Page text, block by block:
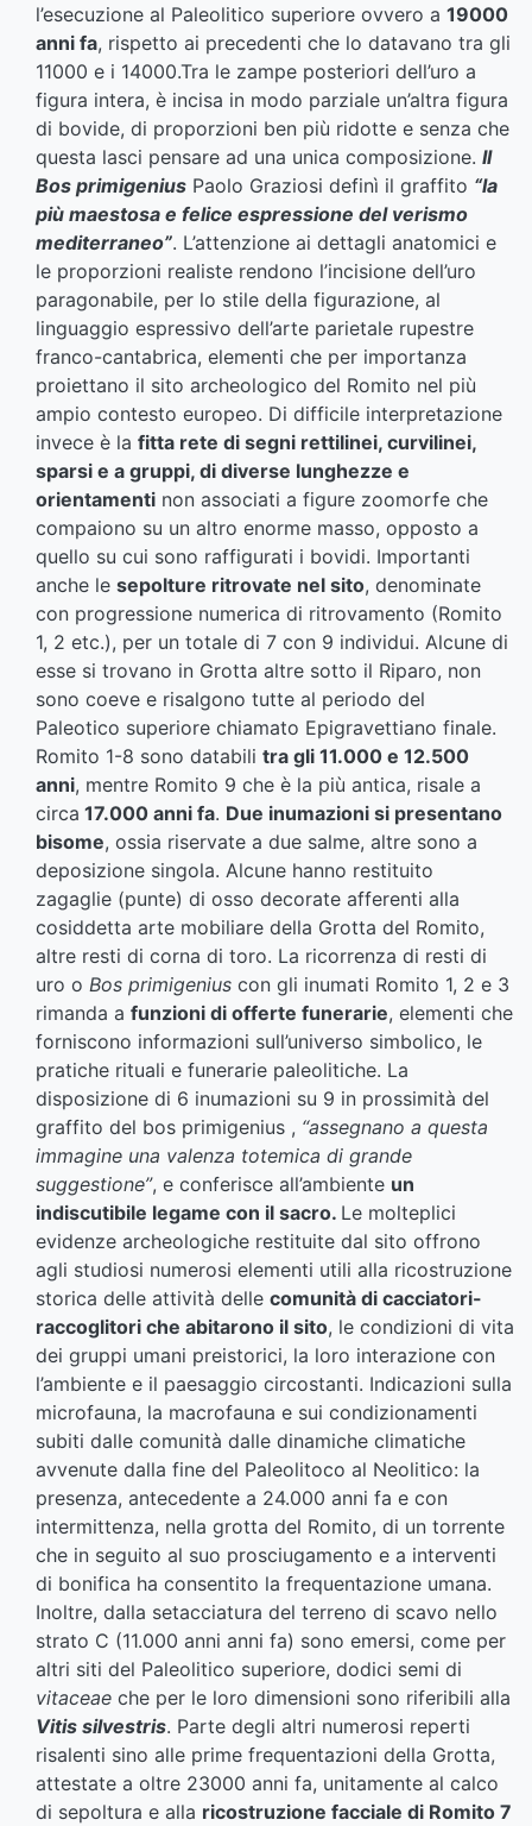
l’esecuzione al Paleolitico superiore ovvero a 19000
anni fa, rispetto ai precedenti che lo datavano tra gli
11000 e i 14000.Tra le zampe posteriori dell’uro a
figura intera, è incisa in modo parziale un’altra figura
di bovide, di proporzioni ben più ridotte e senza che
questa lasci pensare ad una unica composizione. Il
Bos primigenius Paolo Graziosi definì il graffito “la
più maestosa e felice espressione del verismo
mediterraneo”. L’attenzione ai dettagli anatomici e
le proporzioni realiste rendono l’incisione dell’uro
paragonabile, per lo stile della figurazione, al
linguaggio espressivo dell’arte parietale rupestre
franco-cantabrica, elementi che per importanza
proiettano il sito archeologico del Romito nel più
ampio contesto europeo. Di difficile interpretazione
invece è la fitta rete di segni rettilinei, curvilinei,
sparsi e a gruppi, di diverse lunghezze e
orientamenti non associati a figure zoomorfe che
compaiono su un altro enorme masso, opposto a
quello su cui sono raffigurati i bovidi. Importanti
anche le sepolture ritrovate nel sito, denominate
con progressione numerica di ritrovamento (Romito
1, 2 etc.), per un totale di 7 con 9 individui. Alcune di
esse si trovano in Grotta altre sotto il Riparo, non
sono coeve e risalgono tutte al periodo del
Paleotico superiore chiamato Epigravettiano finale.
Romito 1-8 sono databili tra gli 11.000 e 12.500
anni, mentre Romito 9 che è la più antica, risale a
circa 17.000 anni fa. Due inumazioni si presentano
bisome, ossia riservate a due salme, altre sono a
deposizione singola. Alcune hanno restituito
zagaglie (punte) di osso decorate afferenti alla
cosiddetta arte mobiliare della Grotta del Romito,
altre resti di corna di toro. La ricorrenza di resti di
uro o Bos primigenius con gli inumati Romito 1, 2 e 3
rimanda a funzioni di offerte funerarie, elementi che
forniscono informazioni sull’universo simbolico, le
pratiche rituali e funerarie paleolitiche. La
disposizione di 6 inumazioni su 9 in prossimità del
graffito del bos primigenius , “assegnano a questa
immagine una valenza totemica di grande
suggestione”, e conferisce all’ambiente un
indiscutibile legame con il sacro. Le molteplici
evidenze archeologiche restituite dal sito offrono
agli studiosi numerosi elementi utili alla ricostruzione
storica delle attività delle comunità di cacciatori-
raccoglitori che abitarono il sito, le condizioni di vita
dei gruppi umani preistorici, la loro interazione con
l’ambiente e il paesaggio circostanti. Indicazioni sulla
microfauna, la macrofauna e sui condizionamenti
subiti dalle comunità dalle dinamiche climatiche
avvenute dalla fine del Paleolitoco al Neolitico: la
presenza, antecedente a 24.000 anni fa e con
intermittenza, nella grotta del Romito, di un torrente
che in seguito al suo prosciugamento e a interventi
di bonifica ha consentito la frequentazione umana.
Inoltre, dalla setacciatura del terreno di scavo nello
strato C (11.000 anni anni fa) sono emersi, come per
altri siti del Paleolitico superiore, dodici semi di
vitaceae che per le loro dimensioni sono riferibili alla
Vitis silvestris. Parte degli altri numerosi reperti
risalenti sino alle prime frequentazioni della Grotta,
attestate a oltre 23000 anni fa, unitamente al calco
di sepoltura e alla ricostruzione facciale di Romito 7